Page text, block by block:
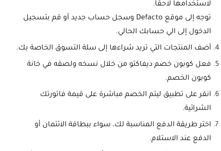
لاستخدامها لاحقاً.
توجه إلى موقع Defacto وسجل حساب جديد أو قم بتسجيل
الدخول إلى الي حسابك الحالي.
أضف المنتجات التي تريد شراءها إلى سلة التسوق الخاصة بك.
فعل كوبون خصم ديفاكتو من خلال نسخه ولصقه في خانة
كوبون الخصم.
انقر على تطبيق ليتم الخصم مباشرة على قيمة فاتورتك
الشرائية.
اختر طريقة الدفع المناسبة لك، سواء ببطاقة الائتمان أو
الدفع عند الاستلام.